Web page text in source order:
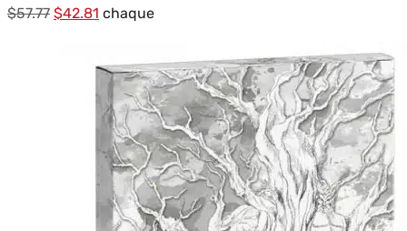
$57.77 Le
$42.81 Le
actuel
est :
$42.81.
chaque